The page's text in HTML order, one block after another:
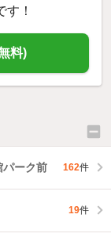
！
料)
パーク前 162件
19件